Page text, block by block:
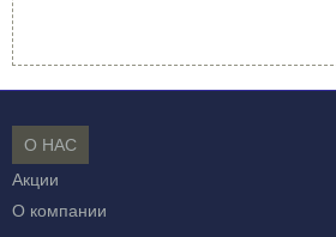
О НАС
Акции
О компании